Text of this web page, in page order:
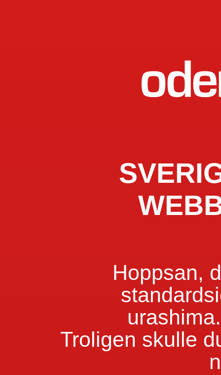
Hoppsan,
Troligen skulle